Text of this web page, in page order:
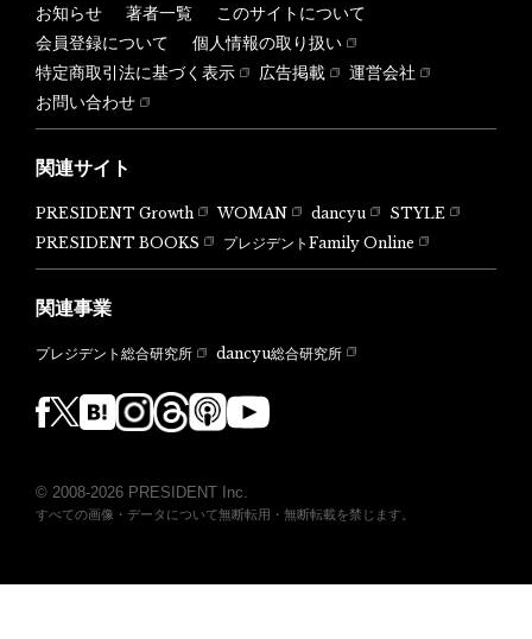
お知らせ 著者一覧
このサイトについて
会員登録について
個人情報の取り扱い
特定商取引法に基づく表示
広告掲載
運営会社
お問い合わせ
関連サイト
PRESIDENT Growth WOMAN dancyu
STYLE
PRESIDENT BOOKS
プレジデントFamily Online
関連事業
プレジデント総合研究所 dancyu総合研究所
© 2008-2026 PRESIDENT Inc.
すべての画像・データについて無断転用・無断転載を禁じます。